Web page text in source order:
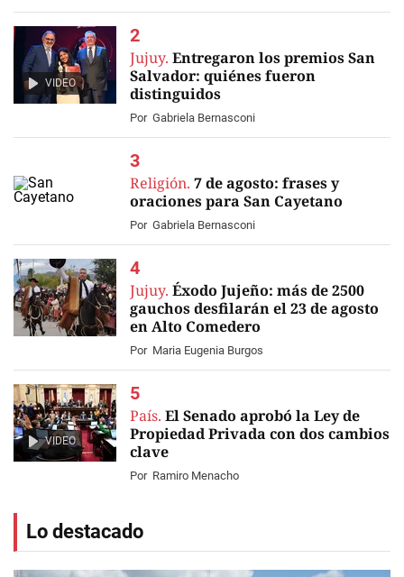
VIDEO
Jujuy. Entregaron los premios San
Salvador: quiénes fueron
distinguidos
Por Gabriela Bernasconi
Religión. 7 de agosto: frases y
oraciones para San Cayetano
Por Gabriela Bernasconi
Jujuy. Éxodo Jujeño: más de 2500
gauchos desfilarán el 23 de agosto
en Alto Comedero
Por Maria Eugenia Burgos
VIDEO
País. El Senado aprobó la Ley de
Propiedad Privada con dos cambios
clave
Por Ramiro Menacho
Lo destacado